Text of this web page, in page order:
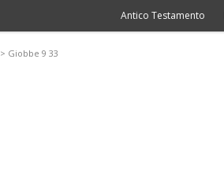
Antico Testamento
> Giobbe 9 33